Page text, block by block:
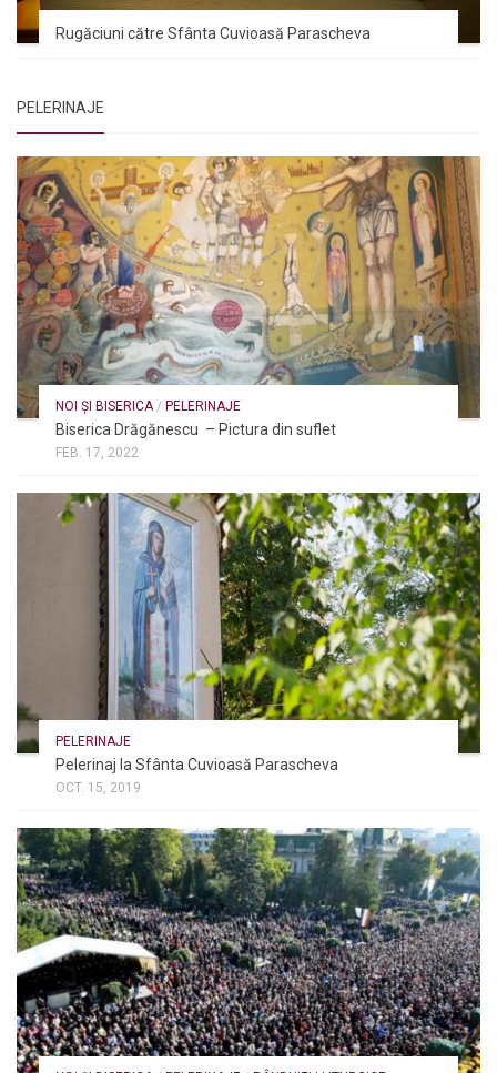
Rugăciuni către Sfânta Cuvioasă Parascheva
PELERINAJE
NOI ȘI BISERICA / PELERINAJE
Biserica Drăgănescu – Pictura din suflet
FEB. 17, 2022
PELERINAJE
Pelerinaj la Sfânta Cuvioasă Parascheva
OCT. 15, 2019